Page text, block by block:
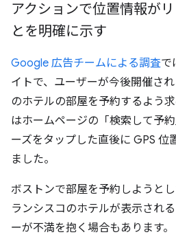
アクションで位置情報が
とを明確に示す
Google 広告チームによる調査で
イトで、ユーザーが今後開催さ
のホテルの部屋を予約するよう
はホームページの「検索して予
ーズをタップした直後に GPS 位
ました。
ボストンで部屋を予約しようと
ランシスコのホテルが表示され
ーが不満を抱く場合もあります。